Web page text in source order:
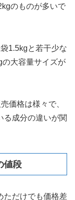
のものが多いで
1.5kgと若干少な
の大容量サイズが
価格は様々で、
る成分の違いが関
値段
ただけでも価格差